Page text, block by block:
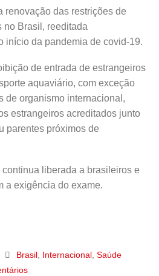
renovação das restrições de
no Brasil, reeditada
início da pandemia de covid-19.
de entrada de estrangeiros
aquaviário, com exceção
de organismo internacional,
estrangeiros acreditados junto
parentes próximos de
liberada a brasileiros e
a exigência do exame.
Brasil, Internacional, Saúde